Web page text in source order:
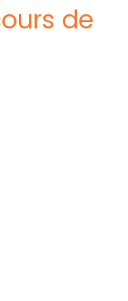
de